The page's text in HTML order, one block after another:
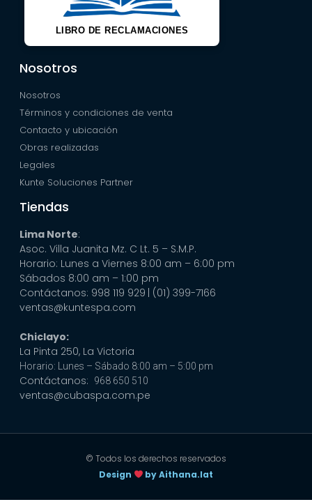
LIBRO DE RECLAMACIONES
Nosotros
Nosotros
Términos y condiciones de venta
Contacto y ubicación
Obras realizadas
Legales
Kunte Soluciones Partner
Tiendas
Lima Norte:
Asoc. Villa Juanita Mz. C Lt. 5 – S.M.P.
Horario: Lunes a Viernes 8:00 am – 6:00 pm
Sábados 8:00 am – 1:00 pm
Contáctanos: 998 119 929 | (01) 399-7166
ventas@kuntespa.com
Chiclayo:
La Pinta 250, La Victoria
Horario: Lunes – Sábado 8:00 am – 5:00 pm
Contáctanos: 968 650 510
ventas@cubaspa.com.pe
© Todos los derechos reservados
Design
by Aithana.lat